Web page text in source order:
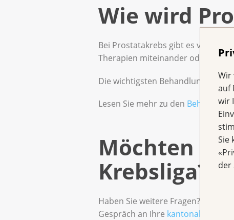
Wir
auf
wir
Sie
der
Wie wird
Bei Prostatakrebs gibt es
Therapien miteinander oder
Die wichtigsten Behandlungen
Lesen Sie mehr zu den
Möchten
Krebsliga?
Haben Sie weitere Fragen?
Gespräch an Ihre kantonale oder